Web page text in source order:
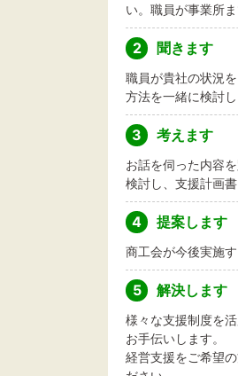
い。職員が事業所
2 聞きます
職員が貴社の状況
方法を一緒に検討し
3 考えます
お話を伺った内容
検討し、支援計画
4 提案します
商工会が今後実施
5 解決します
様々な支援制度を
お手伝いします。
経営支援をご希望